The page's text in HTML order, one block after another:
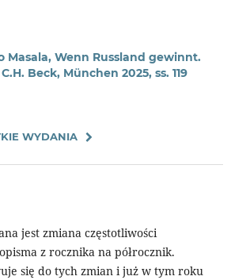
Masala, Wenn Russland gewinnt.
Beck, München 2025, ss. 119
WYDANIA
jest zmiana częstotliwości
z rocznika na półrocznik.
się do tych zmian i już w tym roku